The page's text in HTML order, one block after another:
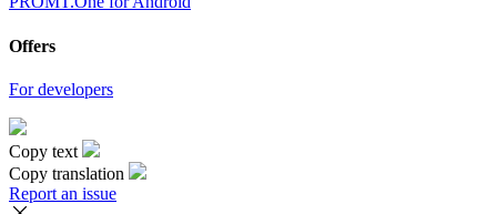
Offers
For developers
Copy text
Copy translation
Report an issue